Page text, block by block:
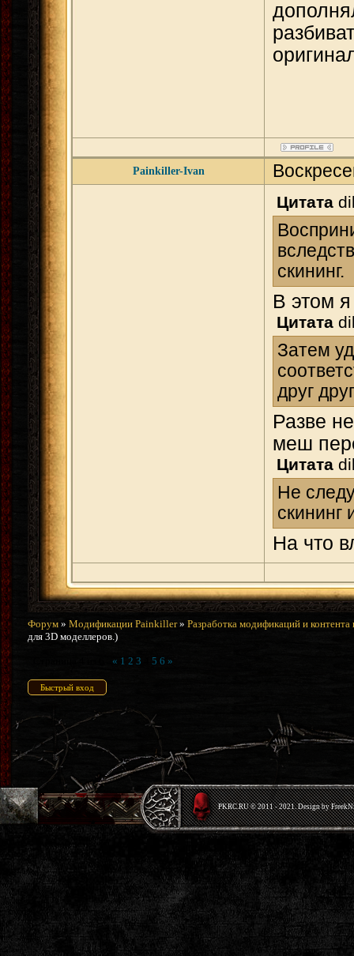
Painkiller-Ivan
Цитата
скининг.
В этом
Цитата
Затем
друг
Разве
меш
Цитата
Не
скининг
На что
Форум » Модификации Painkiller » Разработка модификаций и контента
для 3D моделлеров.)
« 1 2 3 5 6 »
PKRС.RU © 2011 - 2021. Design by